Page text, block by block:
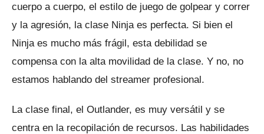
cuerpo a cuerpo, el estilo de juego de golpear y correr
y la agresión, la clase Ninja es perfecta. Si bien el
Ninja es mucho más frágil, esta debilidad se
compensa con la alta movilidad de la clase. Y no, no
estamos hablando del streamer profesional.
La clase final, el Outlander, es muy versátil y se
centra en la recopilación de recursos. Las habilidades